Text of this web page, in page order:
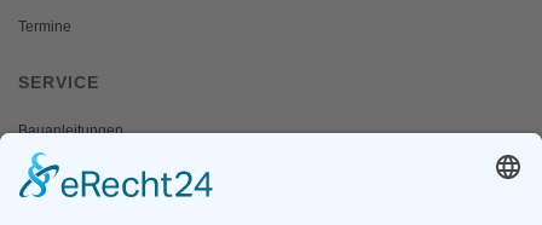
Termine
SERVICE
Bauanleitungen
Schulangebote
Shop